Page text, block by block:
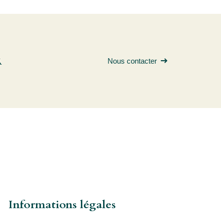
Nous contacter
Informations légales